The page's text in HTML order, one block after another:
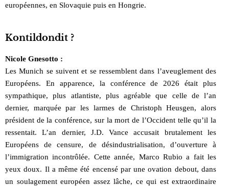
européennes, en Slovaquie puis en Hongrie.
Kontildondit ?
Nicole Gnesotto :
Les Munich se suivent et se ressemblent dans l’aveuglement des
Européens. En apparence, la conférence de 2026 était plus
sympathique, plus atlantiste, plus agréable que celle de l’an
dernier, marquée par les larmes de Christoph Heusgen, alors
président de la conférence, sur la mort de l’Occident telle qu’il la
ressentait. L’an dernier, J.D. Vance accusait brutalement les
Européens de censure, de désindustrialisation, d’ouverture à
l’immigration incontrôlée. Cette année, Marco Rubio a fait les
yeux doux. Il a même été encensé par une ovation debout, dans
un soulagement européen assez lâche, ce qui est extraordinaire